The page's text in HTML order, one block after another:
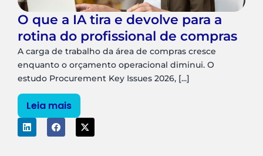
O que a IA tira e devolve para a
rotina do profissional de compras
A carga de trabalho da área de compras cresce
enquanto o orçamento operacional diminui. O
estudo Procurement Key Issues 2026, [...]
Leia mais